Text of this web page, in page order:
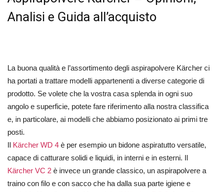
Analisi e Guida all’acquisto
La buona qualità e l’assortimento degli aspirapolvere Kärcher ci
ha portati a trattare modelli appartenenti a diverse categorie di
prodotto. Se volete che la vostra casa splenda in ogni suo
angolo e superficie, potete fare riferimento alla nostra classifica
e, in particolare, ai modelli che abbiamo posizionato ai primi tre
posti.
Il Kärcher WD 4 è per esempio un bidone aspiratutto versatile,
capace di catturare solidi e liquidi, in interni e in esterni. Il
Kärcher VC 2 è invece un grande classico, un aspirapolvere a
traino con filo e con sacco che ha dalla sua parte igiene e